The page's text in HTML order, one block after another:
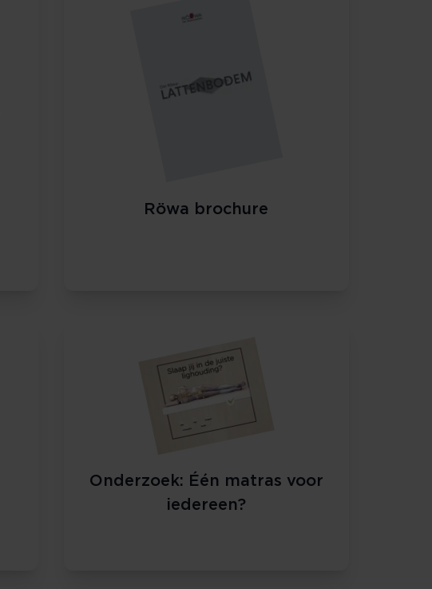
Röwa brochure
Onderzoek: Één matras voor
iedereen?